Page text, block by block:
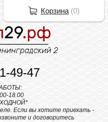
49-47
18.00
Если вы хотите приехать -
и договоритесь
Корзина(0)